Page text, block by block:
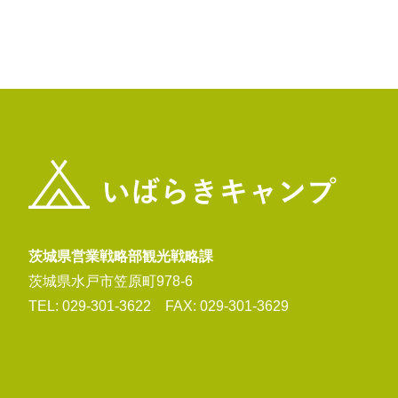
茨城県営業戦略部観光戦略課
茨城県水戸市笠原町978-6
TEL: 029-301-3622 FAX: 029-301-3629